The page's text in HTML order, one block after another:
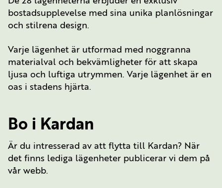
bostadsupplevelse med sina unika planlösningar
och stilrena design.
Varje lägenhet är utformad med noggranna
materialval och bekvämligheter för att skapa
ljusa och luftiga utrymmen. Varje lägenhet är en
oas i stadens hjärta.
Bo i Kardan
Är du intresserad av att flytta till Kardan? När
det finns lediga lägenheter publicerar vi dem på
vår webb.